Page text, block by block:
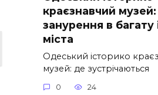
краєзнавчий музей:
занурення в багату
міста
Одеський історико
музей: де зустрічаються
0 24